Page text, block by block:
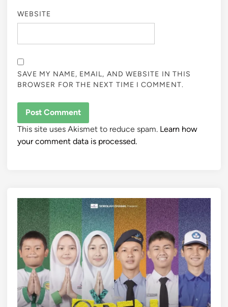
WEBSITE
SAVE MY NAME, EMAIL, AND WEBSITE IN THIS
BROWSER FOR THE NEXT TIME I COMMENT.
This site uses Akismet to reduce spam. Learn how
your comment data is processed.